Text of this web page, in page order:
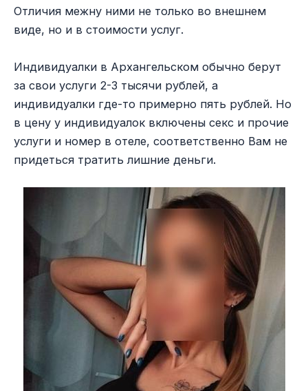
Отличия межну ними не только во внешнем
виде, но и в стоимости услуг.
Индивидуалки в Архангельском обычно берут
за свои услуги 2-3 тысячи рублей, а
индивидуалки где-то примерно пять рублей. Но
в цену у индивидуалок включены секс и прочие
услуги и номер в отеле, соответственно Вам не
придеться тратить лишние деньги.